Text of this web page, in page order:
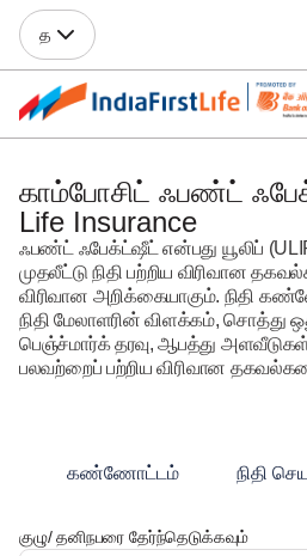
த
காம்போசிட் ஃபண்ட்
Life Insurance
ஃபண்ட் ஃபேக்ட்ஷீட் என்பது யூலிப்
முதலீட்டு நிதி பற்றிய விரிவான
விரிவான அறிக்கையாகும். நிதி
நிதி மேலாளரின் விளக்கம், சொத்து
பெஞ்ச்மார்க் தரவு, ஆபத்து
பலவற்றைப் பற்றிய விரிவான
கண்ணோட்டம் நிதி
குழு/ தனிநபரை தேர்ந்தெடுக்கவும்